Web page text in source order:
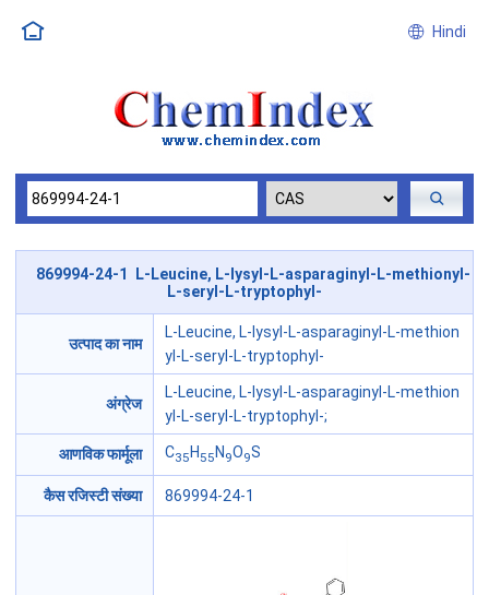
Hindi
869994-24-1 L-Leucine, L-lysyl-L-asparaginyl-L-methionyl-
L-seryl-L-tryptophyl-
उत्पाद का नाम
L-Leucine, L-lysyl-L-asparaginyl-L-methion
yl-L-seryl-L-tryptophyl-
अंग्रेज
L-Leucine, L-lysyl-L-asparaginyl-L-methion
yl-L-seryl-L-tryptophyl-;
आणविक फार्मूला C35 H 55 N 9O9S
कैस रजिस्टी संख्या 869994-24-1